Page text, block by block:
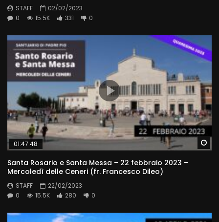
STAFF
02/02/2023
0
15.5K 331 0
01:47:48
Santa Rosario e Santa Messa – 22 febbraio 2023 –
Mercoledì delle Ceneri (fr. Francesco Dileo)
STAFF
22/02/2023
0
15.5K 280 0